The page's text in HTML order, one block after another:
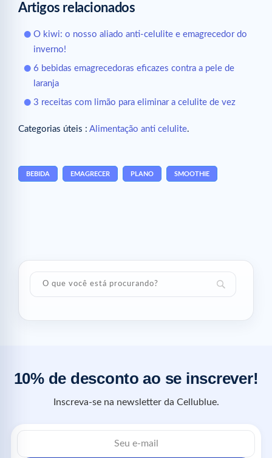
Artigos relacionados
O kiwi: o nosso aliado anti-celulite e emagrecedor do
inverno!
6 bebidas emagrecedoras eficazes contra a pele de
laranja
3 receitas com limão para eliminar a celulite de vez
Categorias úteis : Alimentação anti celulite.
BEBIDA EMAGRECER PLANO SMOOTHIE
10% de desconto ao se inscrever!
Inscreva-se na newsletter da Cellublue.